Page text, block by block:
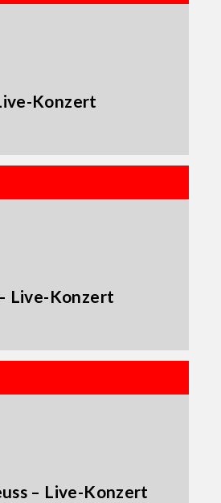
Konzert
Live-Konzert
– Live-Konzert